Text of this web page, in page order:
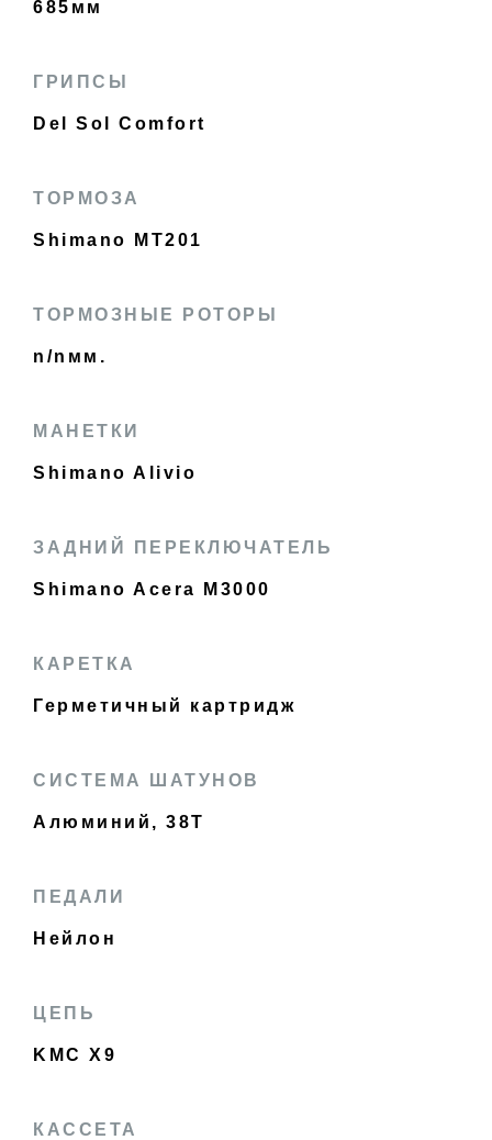
685мм
ГРИПСЫ
Del Sol Comfort
ТОРМОЗА
Shimano MT201
ТОРМОЗНЫЕ РОТОРЫ
n/nмм.
МАНЕТКИ
Shimano Alivio
ЗАДНИЙ ПЕРЕКЛЮЧАТЕЛЬ
Shimano Acera M3000
КАРЕТКА
Герметичный картридж
СИСТЕМА ШАТУНОВ
Алюминий, 38T
ПЕДАЛИ
Нейлон
ЦЕПЬ
KMC X9
КАССЕТА